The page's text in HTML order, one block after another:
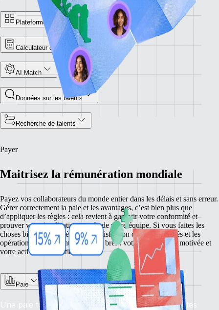
Plateforme d’offres d’emploi de Remote
Calculateur du coût des employés
AI Match
Données sur les talents
Recherche de talents
Payer
Maitrisez la rémunération mondiale
Payez vos collaborateurs du monde entier dans les délais et sans erreur.
Gérer correctement la paie et les avantages, c’est bien plus que
d’appliquer les règles : cela revient à garantir votre conformité et
prouver votre implication auprès de votre équipe. Si vous faites les
choses bien, vous améliorez la satisfaction de vos employés et les
opérations de votre entreprise. En bref : votre équipe reste motivée et
votre activité se maintient à flot.
Paie
Une paie toujours dans les délais, sans erreur : faites